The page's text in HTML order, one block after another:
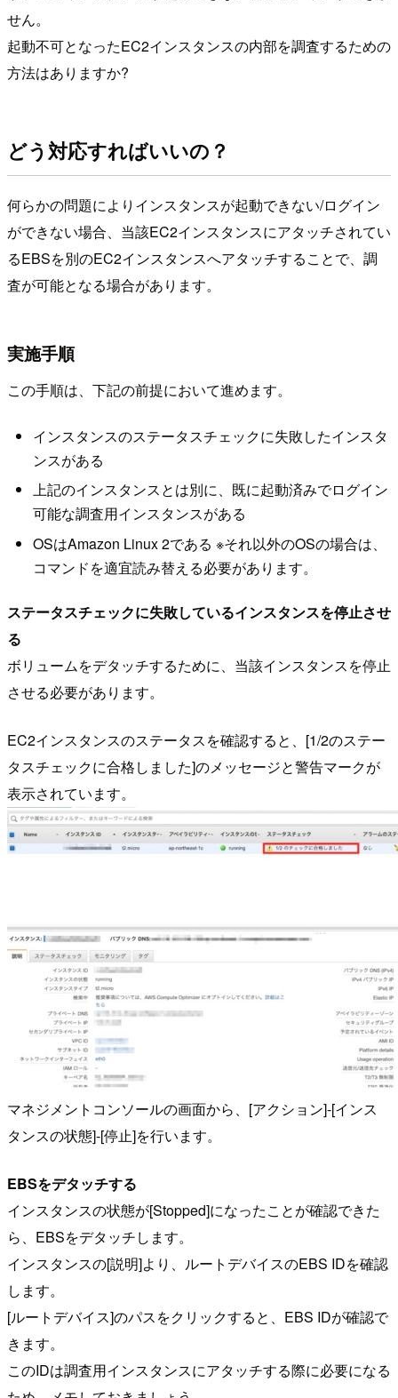
せん。
起動不可となったEC2インスタンスの内部を調査するための
方法はありますか?
どう対応すればいいの？
何らかの問題によりインスタンスが起動できない/ログイン
ができない場合、当該EC2インスタンスにアタッチされてい
るEBSを別のEC2インスタンスへアタッチすることで、調
査が可能となる場合があります。
実施手順
この手順は、下記の前提において進めます。
インスタンスのステータスチェックに失敗したインスタ
ンスがある
上記のインスタンスとは別に、既に起動済みでログイン
可能な調査用インスタンスがある
OSはAmazon Linux 2である ※それ以外のOSの場合は、
コマンドを適宜読み替える必要があります。
ステータスチェックに失敗しているインスタンスを停止させ
る
ボリュームをデタッチするために、当該インスタンスを停止
させる必要があります。
EC2インスタンスのステータスを確認すると、[1/2のステー
タスチェックに合格しました]のメッセージと警告マークが
表示されています。
マネジメントコンソールの画面から、[アクション]-[インス
タンスの状態]-[停止]を行います。
EBSをデタッチする
インスタンスの状態が[Stopped]になったことが確認できた
ら、EBSをデタッチします。
インスタンスの[説明]より、ルートデバイスのEBS IDを確認
します。
[ルートデバイス]のパスをクリックすると、EBS IDが確認で
きます。
このIDは調査用インスタンスにアタッチする際に必要になる